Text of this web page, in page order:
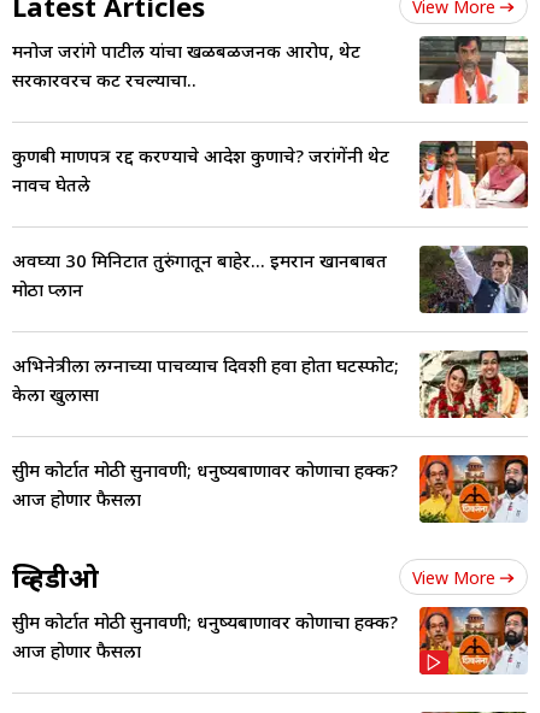
View More
मनोज जरांगे पाटील यांचा खळबळजनक आरोप, थेट
सरकारवरच कट रचल्याचा..
कुणबी प्रमाणपत्र रद्द करण्याचे आदेश कुणाचे? जरांगेंनी थेट
नावच घेतले
अवघ्या 30 मिनिटात तुरुंगातून बाहेर... इमरान खानबाबत
मोठा प्लान
अभिनेत्रीला लग्नाच्या पाचव्याच दिवशी हवा होता घटस्फोट;
केला खुलासा
सुप्रीम कोर्टात मोठी सुनावणी; धनुष्यबाणावर कोणाचा हक्क?
आज होणार फैसला
व्हिडीओ View More
सुप्रीम कोर्टात मोठी सुनावणी; धनुष्यबाणावर कोणाचा हक्क?
आज होणार फैसला